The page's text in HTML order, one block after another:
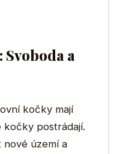
a
kočky mají
postrádají.
nové území a